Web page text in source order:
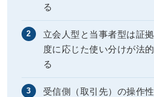
る
2
立会人型と当事者型は証
度に応じた使い分けが法
る
3
受信側（取引先）の操作